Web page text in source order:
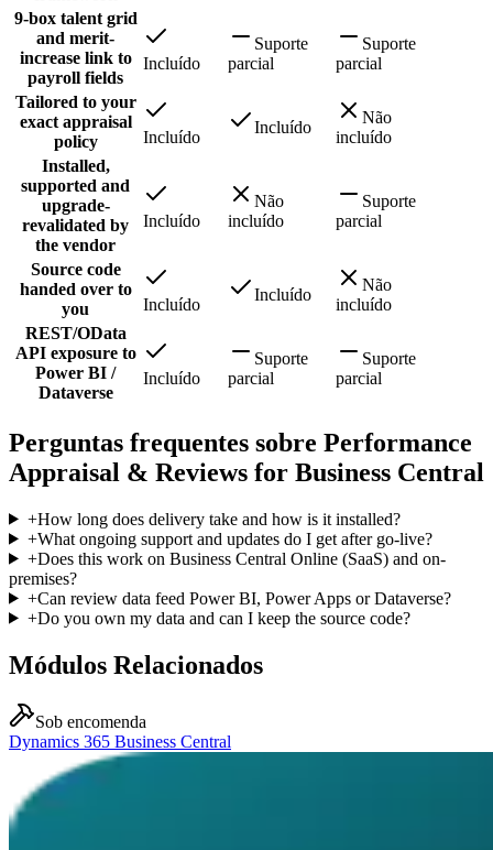
9-box talent grid
and merit-
increase link to
payroll fields
Incluído
Suporte
parcial
Suporte
parcial
Tailored to your
exact appraisal
policy
Incluído
Incluído
Não
incluído
Installed,
supported and
upgrade-
revalidated by
the vendor
Incluído
Não
incluído
Suporte
parcial
Source code
handed over to
you
Incluído
Incluído
Não
incluído
REST/OData
API exposure to
Power BI /
Dataverse
Incluído
Suporte
parcial
Suporte
parcial
Perguntas frequentes sobre Performance
Appraisal & Reviews for Business Central
+How long does delivery take and how is it installed?
+What ongoing support and updates do I get after go-live?
+Does this work on Business Central Online (SaaS) and on-
premises?
+Can review data feed Power BI, Power Apps or Dataverse?
+Do you own my data and can I keep the source code?
Módulos Relacionados
Sob encomenda
Dynamics 365 Business Central